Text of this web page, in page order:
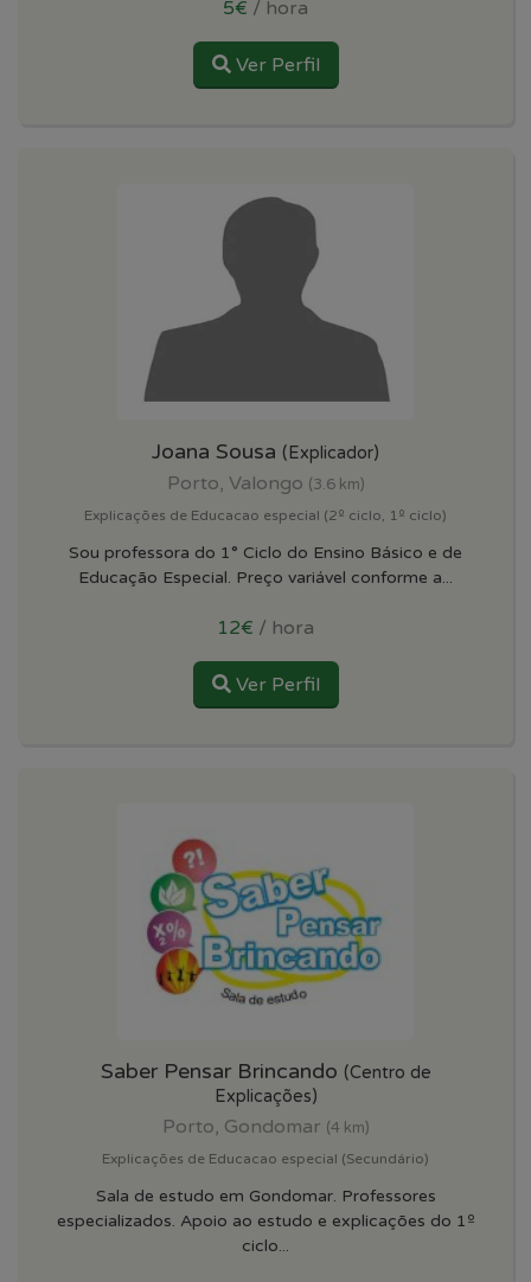
5€ / hora
Ver Perfil
Joana Sousa (Explicador)
Porto, Valongo (3.6 km)
Explicações de Educacao especial (2º ciclo, 1º ciclo)
Sou professora do 1° Ciclo do Ensino Básico e de
Educação Especial. Preço variável conforme a...
12€ / hora
Ver Perfil
Saber Pensar Brincando (Centro de
Explicações)
Porto, Gondomar (4 km)
Explicações de Educacao especial (Secundário)
Sala de estudo em Gondomar. Professores
especializados. Apoio ao estudo e explicações do 1º
ciclo...